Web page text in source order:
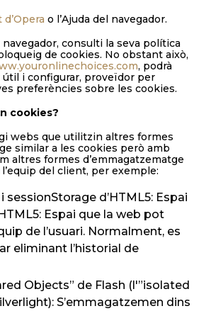
o l’Ajuda del navegador.
consulti la seva política
de cookies. No obstant això,
, podrà
i configurar, proveïdor per
preferències sobre les cookies.
cookies?
webs que utilitzin altres formes
similar a les cookies però amb
altres formes d’emmagatzematge
del client, per exemple:
sessionStorage d’HTML5: Espai
Espai que la web pot
de l’usuari. Normalment, es
eliminant l’historial de
Objects” de Flash (l'”isolated
S’emmagatzemen dins